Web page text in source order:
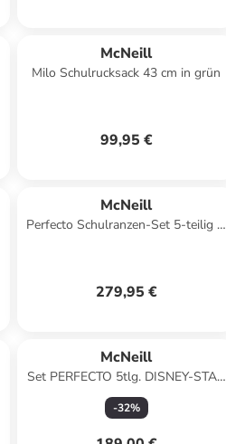
McNeill
Milo Schulrucksack 43 cm in grün
99,95 €
McNeill
Perfecto Schulranzen-Set 5-teilig in
279,95 €
McNeill
Set PERFECTO 5tlg. DISNEY-STAR
WARS II in schwarz
-32%